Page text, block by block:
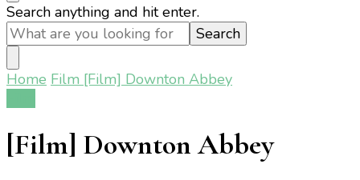
Looking
for
Something?
Search anything and hit enter.
Home Film [Film] Downton Abbey
[Film] Downton Abbey